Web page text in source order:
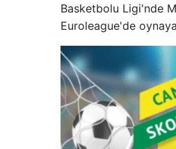
Basketbolu Ligi'nde
Euroleague'de